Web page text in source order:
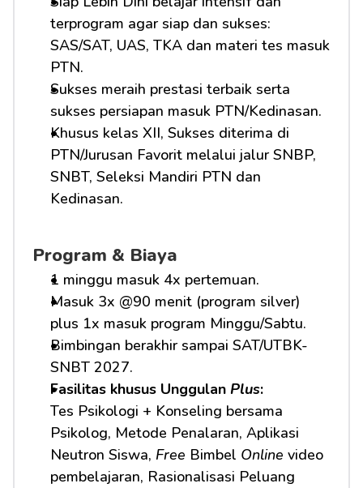
terprogram agar siap dan sukses:
SAS/SAT, UAS, TKA dan materi tes masuk
PTN.
Sukses meraih prestasi terbaik serta
sukses persiapan masuk PTN/Kedinasan.
Khusus kelas XII, Sukses diterima di
PTN/Jurusan Favorit melalui jalur SNBP,
SNBT, Seleksi Mandiri PTN dan
Kedinasan.
Program & Biaya
1 minggu masuk 4x pertemuan.
Masuk 3x @90 menit (program silver)
plus 1x masuk program Minggu/Sabtu.
Bimbingan berakhir sampai SAT/UTBK-
SNBT 2027.
Fasilitas khusus Unggulan Plus:
Tes Psikologi + Konseling bersama
Psikolog, Metode Penalaran, Aplikasi
Neutron Siswa, Free Bimbel Online video
pembelajaran, Rasionalisasi Peluang